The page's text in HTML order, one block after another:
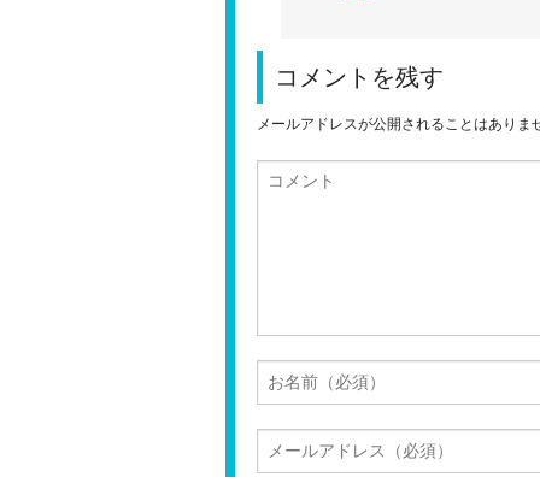
コメントを残す
メールアドレスが公開されることはあり